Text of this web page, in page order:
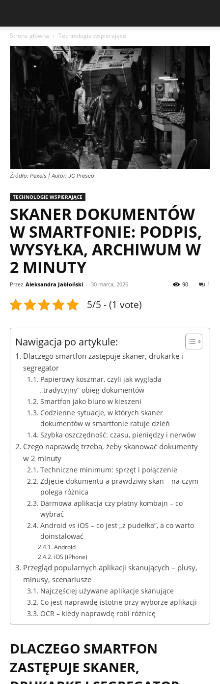
Strona główna Technologie wspierające
Źródło: Pexels | Autor: JC Presco
TECHNOLOGIE WSPIERAJĄCE
SKANER DOKUMENTÓW
W SMARTFONIE: PODPIS,
WYSYŁKA, ARCHIWUM W
2 MINUTY
Przez Aleksandra Jabłoński - 30 marca, 2026 1
90
5/5 - (1 vote)
Nawigacja po artykule:
Dlaczego smartfon zastępuje skaner, drukarkę i
segregator
Papierowy koszmar, czyli jak wygląda
„tradycyjny” obieg dokumentów
Smartfon jako biuro w kieszeni
Codzienne sytuacje, w których skaner
dokumentów w smartfonie ratuje dzień
Szybka oszczędność: czasu, pieniędzy i nerwów
Czego naprawdę trzeba, żeby skanować dokumenty
w 2 minuty
Techniczne minimum: sprzęt i połączenie
Zdjęcie dokumentu a prawdziwy skan – na czym
polega różnica
Darmowa aplikacja czy płatny kombajn – co
wybrać
Android vs iOS – co jest „z pudełka”, a co warto
doinstalować
Android
iOS (iPhone)
Przegląd popularnych aplikacji skanujących – plusy,
minusy, scenariusze
Najczęściej używane aplikacje skanujące
Co jest naprawdę istotne przy wyborze aplikacji
OCR – kiedy naprawdę robi różnicę
DLACZEGO SMARTFON
ZASTĘPUJE SKANER,